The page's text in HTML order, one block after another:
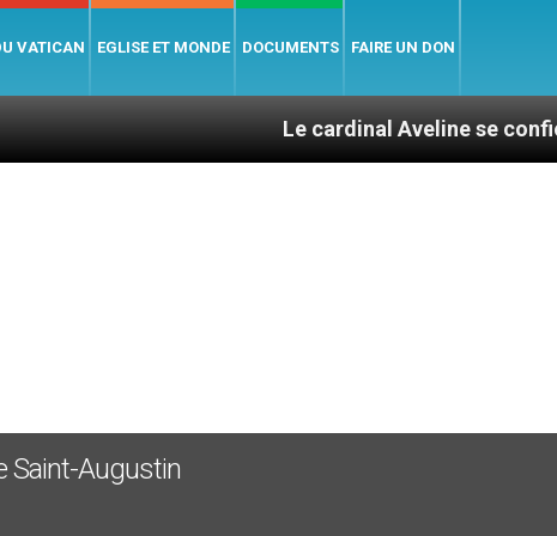
VATICAN EGLISE ET MONDE DOCUMENTS FAIRE UN DON
Le cardinal Aveline se confie : entre
Saint-Augustin